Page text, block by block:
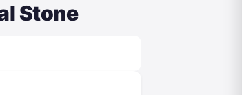
Stone